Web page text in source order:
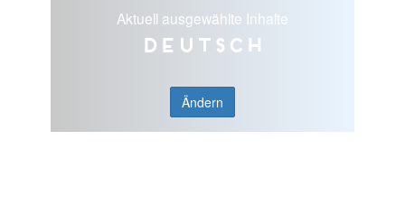
Aktuell ausgewählte Inhalte
Deutsch
Ändern